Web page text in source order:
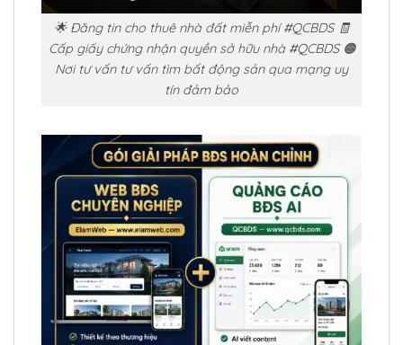
🌟 Đăng tin cho thuê nhà đất miễn phí #QCBDS 🧾
Cấp giấy chứng nhận quyền sở hữu nhà #QCBDS 🟠
Nơi tư vấn tư vấn tìm bất động sản qua mạng uy
tín đảm bảo